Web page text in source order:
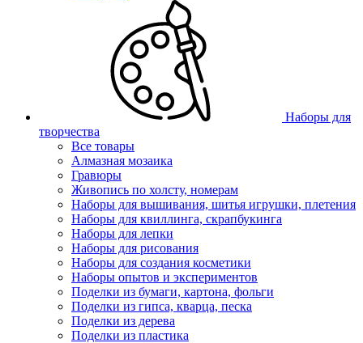
Наборы для
творчества
Все товары
Алмазная мозаика
Гравюры
Живопись по холсту, номерам
Наборы для вышивания, шитья игрушки, плетения
Наборы для квиллинга, скрапбукинга
Наборы для лепки
Наборы для рисования
Наборы для создания косметики
Наборы опытов и экспериментов
Поделки из бумаги, картона, фольги
Поделки из гипса, кварца, песка
Поделки из дерева
Поделки из пластика